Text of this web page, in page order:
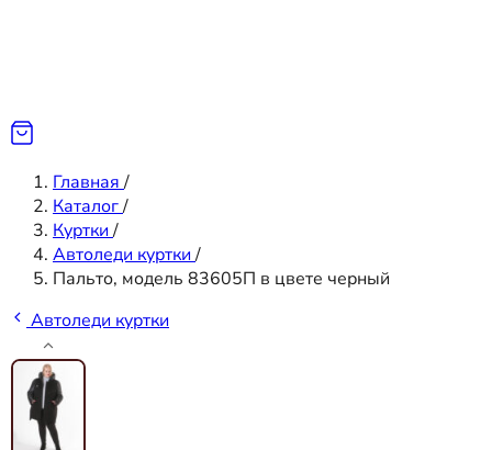
Главная /
Каталог/
Куртки /
Автоледи куртки /
Пальто, модель 83605П в цвете черный
Автоледи куртки